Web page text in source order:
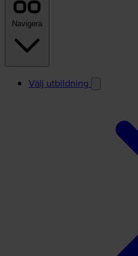
Navigera
Välj utbildning